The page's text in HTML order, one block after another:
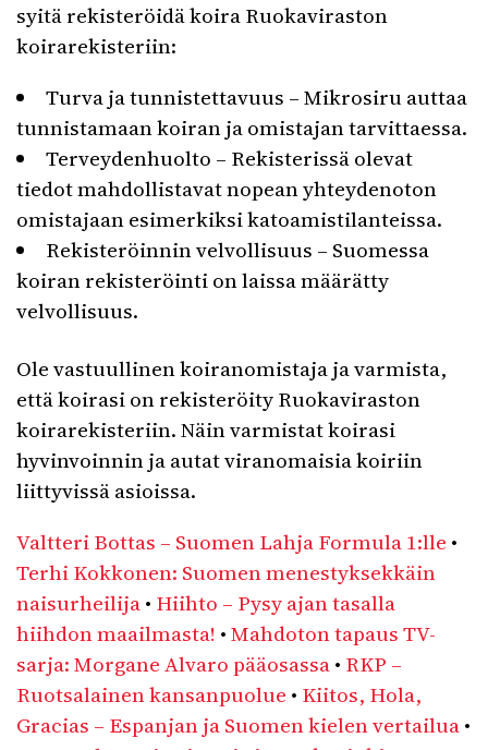
syitä rekisteröidä koira Ruokaviraston
koirarekisteriin:
Turva ja tunnistettavuus – Mikrosiru auttaa
tunnistamaan koiran ja omistajan tarvittaessa.
Terveydenhuolto – Rekisterissä olevat
tiedot mahdollistavat nopean yhteydenoton
omistajaan esimerkiksi katoamistilanteissa.
Rekisteröinnin velvollisuus – Suomessa
koiran rekisteröinti on laissa määrätty
velvollisuus.
Ole vastuullinen koiranomistaja ja varmista,
että koirasi on rekisteröity Ruokaviraston
koirarekisteriin. Näin varmistat koirasi
hyvinvoinnin ja autat viranomaisia koiriin
liittyvissä asioissa.
Valtteri Bottas – Suomen Lahja Formula 1:lle •
Terhi Kokkonen: Suomen menestyksekkäin
naisurheilija• Hiihto – Pysy ajan tasalla
hiihdon maailmasta! •Mahdoton tapaus TV-
sarja: Morgane Alvaro pääosassa• RKP –
Ruotsalainen kansanpuolue • Kiitos, Hola,
Gracias – Espanjan ja Suomen kielen vertailua•